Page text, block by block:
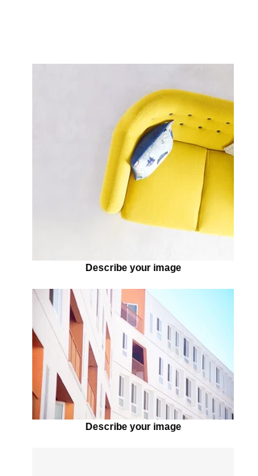
Describe your image
Describe your image